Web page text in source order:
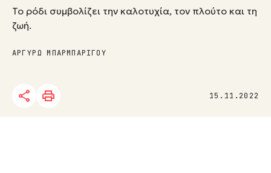
15.11.2022
Το ρόδι συμβολίζει την καλοτυχία, τον πλούτο και τη
ζωή.
ΑΡΓΥΡΩ ΜΠΑΡΜΠΑΡΙΓΟΥ